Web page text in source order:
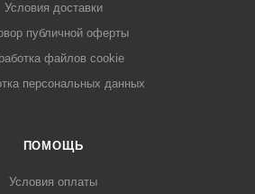
Условия доставки
публичной оферты
файлов cookie
персональных данных
ПОМОЩЬ
Условия оплаты